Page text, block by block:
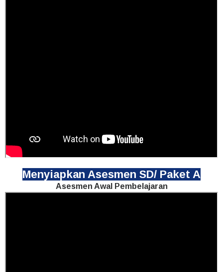
Menyiapkan Asesmen SD/ Paket A
Asesmen Awal Pembelajaran